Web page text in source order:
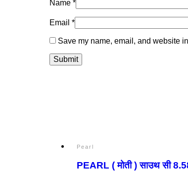
Name *
Email *
Save my name, email, and website
Pearl
PEARL ( मोती ) साउथ सी